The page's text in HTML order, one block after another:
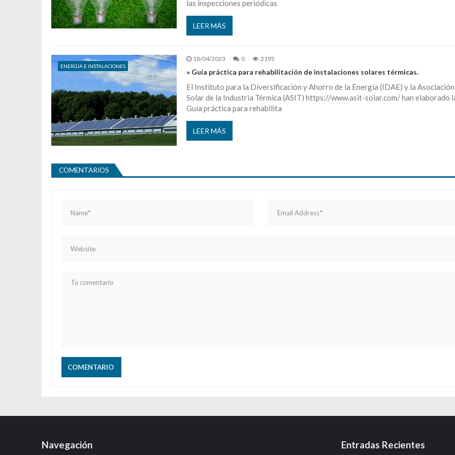
las inspecciones periódicas
LEER MÁS
ENERGÍA E INSTALACIONES
18/04/2023 0 2195
» Guía práctica para rehabilitación de instalaciones solares térmicas.
El Instituto para la Diversificación y Ahorro de la Energía (IDAE) y la Asociación
Solar de la Industria Térmica (ASIT) https://www.asit-solar.com/ han elaborado
Guía práctica para rehabilita
LEER MÁS
COMENTARIOS
Navegación Entradas Recientes